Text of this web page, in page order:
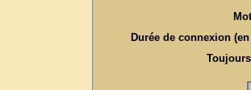
Durée de connexion